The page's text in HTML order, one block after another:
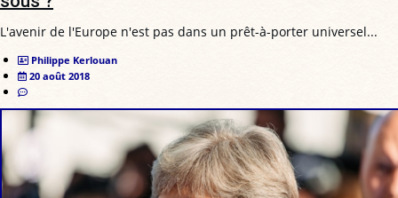
L'avenir de l'Europe n'est pas dans un prêt-à-porter universel...
Philippe Kerlouan
20 août 2018